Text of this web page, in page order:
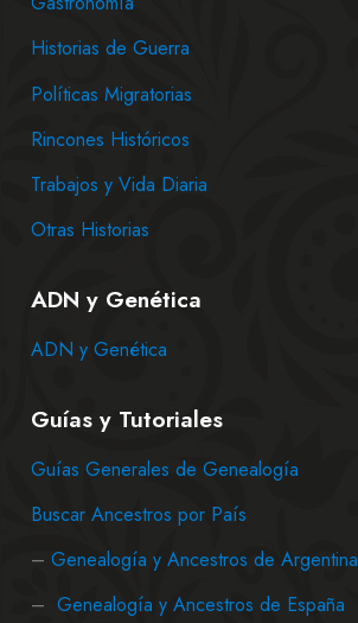
Historias de Guerra
Políticas Migratorias
Rincones Históricos
Trabajos y Vida Diaria
Otras Historias
ADN y Genética
ADN y Genética
Guías y Tutoriales
Guías Generales de Genealogía
Buscar Ancestros por País
– Genealogía y Ancestros de Argentina
– Genealogía y Ancestros de España